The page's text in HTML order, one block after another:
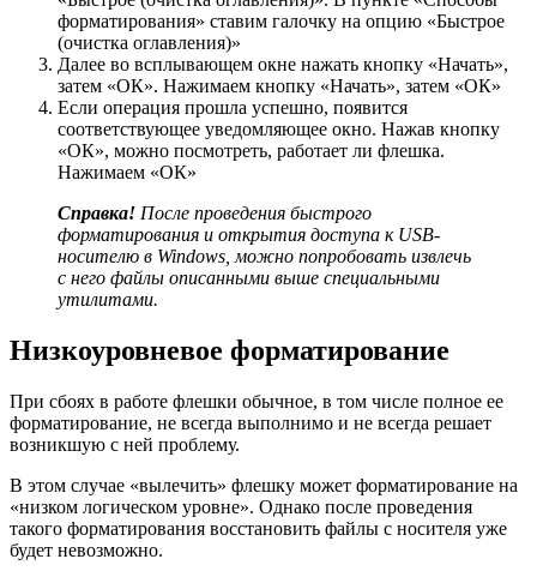
форматирования» ставим галочку на опцию «Быстрое
(очистка оглавления)»
Далее во всплывающем окне нажать кнопку «Начать»,
затем «ОК». Нажимаем кнопку «Начать», затем «ОК»
Если операция прошла успешно, появится
соответствующее уведомляющее окно. Нажав кнопку
«ОК», можно посмотреть, работает ли флешка.
Нажимаем «ОК»
Справка! После проведения быстрого
форматирования и открытия доступа к USB-
носителю в Windows, можно попробовать извлечь
с него файлы описанными выше специальными
утилитами.
Низкоуровневое форматирование
При сбоях в работе флешки обычное, в том числе полное ее
форматирование, не всегда выполнимо и не всегда решает
возникшую с ней проблему.
В этом случае «вылечить» флешку может форматирование на
«низком логическом уровне». Однако после проведения
такого форматирования восстановить файлы с носителя уже
будет невозможно.